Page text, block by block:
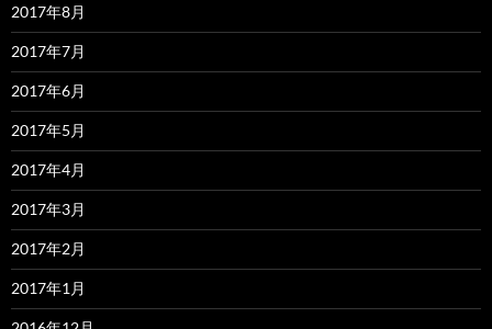
2017年8月
2017年7月
2017年6月
2017年5月
2017年4月
2017年3月
2017年2月
2017年1月